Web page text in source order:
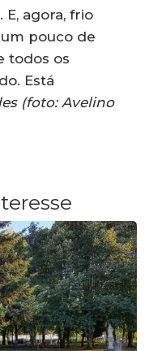
agora, frio
pouco de
todos os
Está
(foto: Avelino